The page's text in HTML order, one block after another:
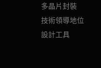
多晶片封裝
技術領導地位
設計工具